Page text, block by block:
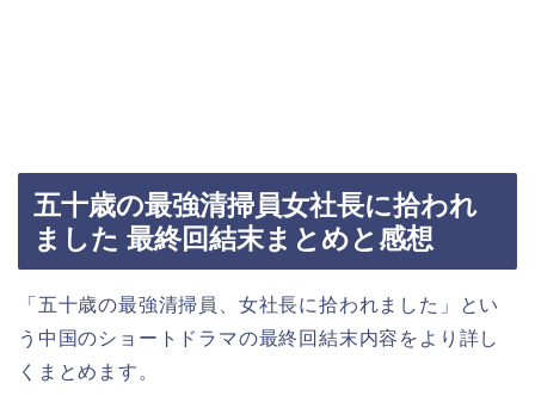
五十歳の最強清掃員女社長に拾われ
ました 最終回結末まとめと感想
「五十歳の最強清掃員、女社長に拾われました」とい
う中国のショートドラマの最終回結末内容をより詳し
くまとめます。